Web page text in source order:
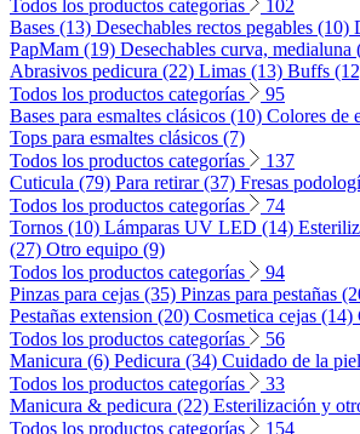
Todos los productos categorías
102
Bases (13) Desechables rectos pegables (10)
PapMam (19) Desechables curva, medialuna
Abrasivos pedicura (22) Limas (13) Buffs
Todos los productos categorías
95
Bases para esmaltes clásicos (10) Colores de
Tops para esmaltes clásicos (7)
Todos los productos categorías
137
Cuticula (79) Para retirar (37) Fresas
Todos los productos categorías
74
Tornos (10) Lámparas UV LED (14)
(27) Otro equipo (9)
Todos los productos categorías
94
Pinzas para cejas (35) Pinzas para pestañas
Pestañas extension (20) Cosmetica cejas (14)
Todos los productos categorías
56
Manicura (6) Pedicura (34) Cuidado de la
Todos los productos categorías
33
Manicura & pedicura (22) Esterilización y
Todos los productos categorías
154